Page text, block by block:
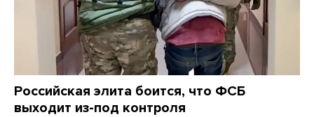
Российская элита боится, что ФСБ
выходит из-под контроля